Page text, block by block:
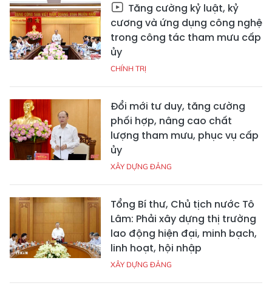
Tăng cường kỷ luật, kỷ
cương và ứng dụng công nghệ
trong công tác tham mưu cấp
ủy
CHÍNH TRỊ
Đổi mới tư duy, tăng cường
phối hợp, nâng cao chất
lượng tham mưu, phục vụ cấp
ủy
XÂY DỰNG ĐẢNG
Tổng Bí thư, Chủ tịch nước Tô
Lâm: Phải xây dựng thị trường
lao động hiện đại, minh bạch,
linh hoạt, hội nhập
XÂY DỰNG ĐẢNG